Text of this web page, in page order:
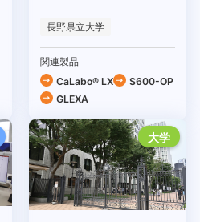
長野県立大学
関連製品
CaLabo® LX
S600-OP
GLEXA
大学